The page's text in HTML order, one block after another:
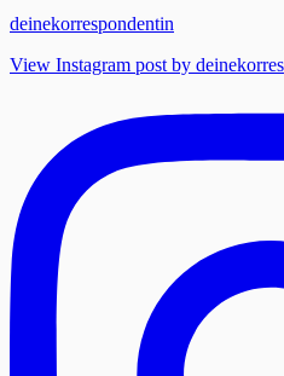
deinekorrespondentin
View Instagram post by